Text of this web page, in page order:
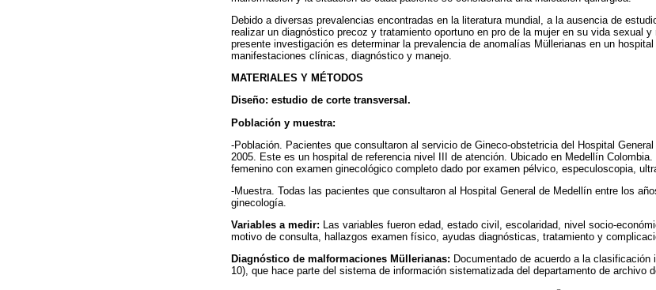
Debido a diversas prevalencias encontradas en la literatura mundial, a la ausencia de
realizar un diagnóstico precoz y tratamiento oportuno en pro de la mujer en su vida sexual
presente investigación es determinar la prevalencia de anomalías Müllerianas en un
manifestaciones clínicas, diagnóstico y manejo.
MATERIALES Y MÉTODOS
Diseño: estudio de corte transversal.
Población y muestra:
-Población. Pacientes que consultaron al servicio de Gineco-obstetricia del Hospital
2005. Este es un hospital de referencia nivel III de atención. Ubicado en Medellín
femenino con examen ginecológico completo dado por examen pélvico, especuloscopia,
-Muestra. Todas las pacientes que consultaron al Hospital General de Medellín entre los
ginecología.
Variables a medir: Las variables fueron edad, estado civil, escolaridad, nivel socio-
motivo de consulta, hallazgos examen físico, ayudas diagnósticas, tratamiento y
Diagnóstico de malformaciones Müllerianas: Documentado de acuerdo a la
10), que hace parte del sistema de información sistematizada del departamento de archivo